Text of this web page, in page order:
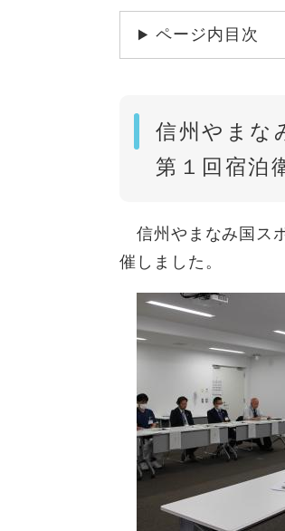
ページ内目次
信州やまな
第１回宿泊
信州やまなみ国ス
催しました。